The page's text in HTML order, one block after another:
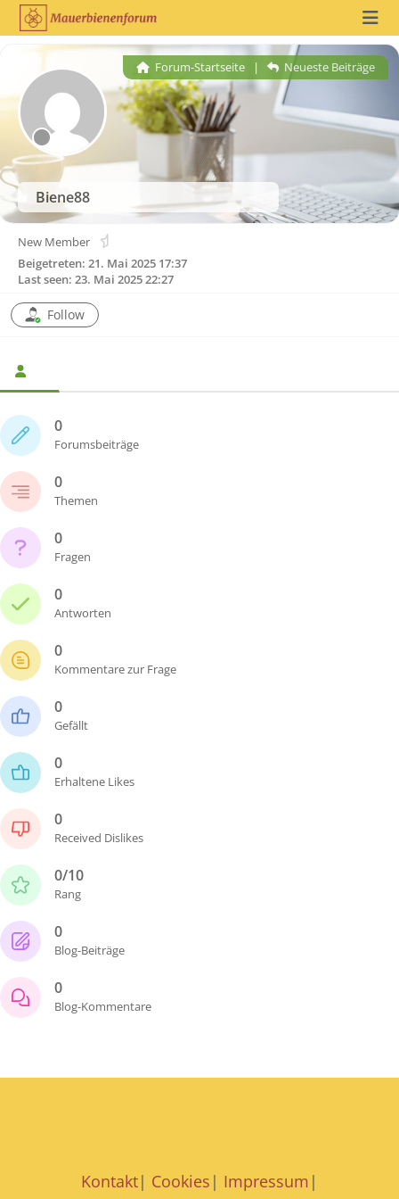
Biene88
Forum-Startseite | Neueste Beiträge
New Member
Beigetreten: 21. Mai 2025 17:37
Last seen: 23. Mai 2025 22:27
Follow
0
Forumsbeiträge
0
Themen
0
Fragen
0
Antworten
0
Kommentare zur Frage
0
Gefällt
0
Erhaltene Likes
0
Received Dislikes
0/10
Rang
0
Blog-Beiträge
0
Blog-Kommentare
Kontakt| Cookies | Impressum |